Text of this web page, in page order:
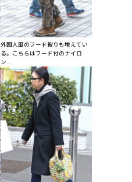
外国人風のフード被りも増えてい
る。こちらはフード付のナイロ
ン...